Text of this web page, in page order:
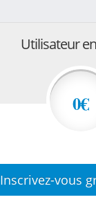
Utilisateur
0€
Inscrivez-vous